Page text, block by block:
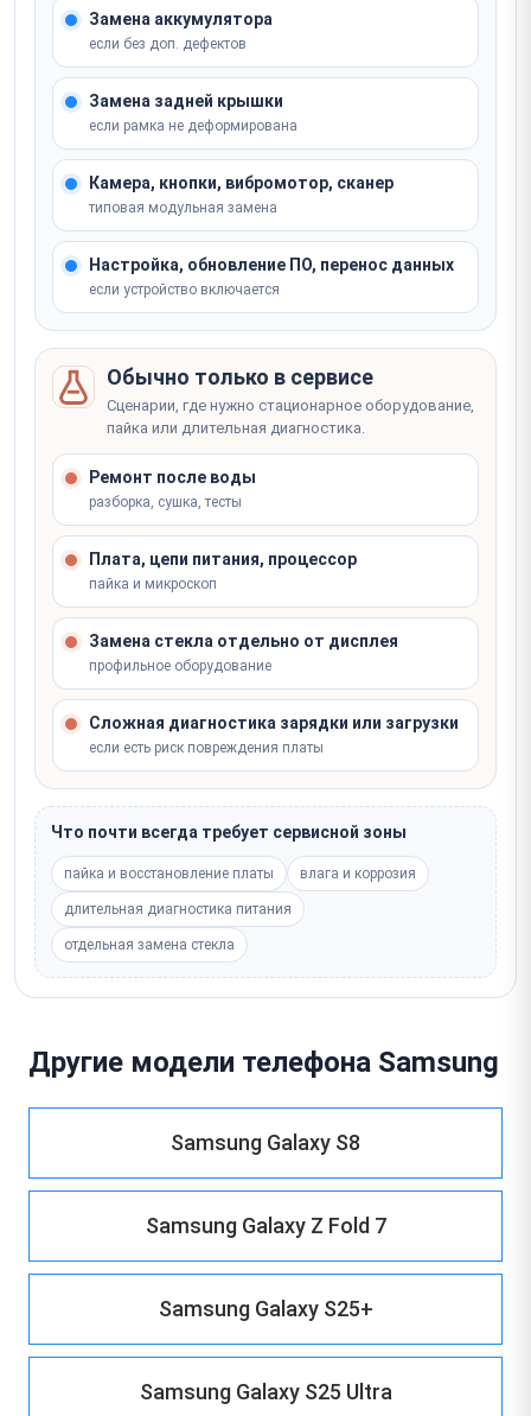
Записаться
Замена аккумулятора
если без доп. дефектов
Замена задней крышки
если рамка не деформирована
Камера, кнопки, вибромотор, сканер
типовая модульная замена
Настройка, обновление ПО, перенос данных
если устройство включается
Обычно только в сервисе
Сценарии, где нужно стационарное оборудование,
пайка или длительная диагностика.
Ремонт после воды
разборка, сушка, тесты
Плата, цепи питания, процессор
пайка и микроскоп
Замена стекла отдельно от дисплея
профильное оборудование
Сложная диагностика зарядки или загрузки
если есть риск повреждения платы
Что почти всегда требует сервисной зоны
пайка и восстановление платы влага и коррозия
длительная диагностика питания
отдельная замена стекла
Другие модели телефона Samsung
Samsung Galaxy S8
Samsung Galaxy Z Fold 7
Samsung Galaxy S25+
Samsung Galaxy S25 Ultra